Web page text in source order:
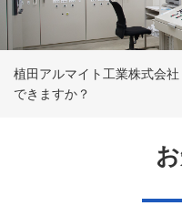
植田アルマイト工業株式会社
できますか？